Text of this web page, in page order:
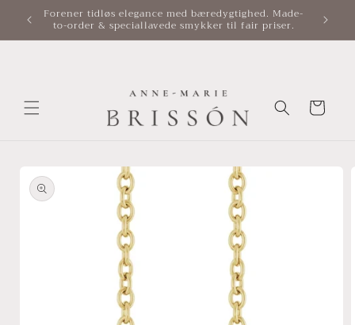
Gå til
indhold
Forener tidløs elegance med bæredygtighed. Made-
to-order & speciallavede smykker til fair priser.
Indkøbskurv